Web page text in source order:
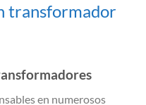
transformador
en numerosos